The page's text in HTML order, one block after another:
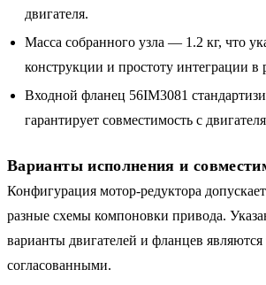
двигателя.
Масса собранного узла — 1.2 кг, что
конструкции и простоту интеграции в
Входной фланец 56IM3081
гарантирует совместимость с
Варианты исполнения и
Конфигурация мотор-редуктора
разные схемы компоновки привода.
варианты двигателей и фланцев являются
согласованными.